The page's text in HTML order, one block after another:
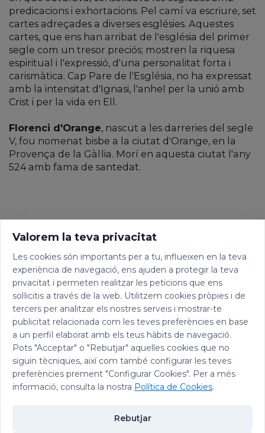
predicacions i exhortacions. Pel camí va escriure, set
cartes adreçades a diverses esglésies. Aquestes
cartes, que ens han arribat de l'església del primer
segle com un tresor preciós; mostren la riquesa
espiritual i l'expressió, d'una personalitat forta i
carismàtica. Cap Pare de l'Església, no ha expressat
amb la intensitat d'Ignasi, l'anhel per la unió amb
Crist i per la vida en Ell.
Florenci d'Orange, nascut a les darreries del segle
V, fou nomenat bisbe a la ciutat d'Orange, en la
Provença de la Gàl·lia. Morí en aquesta ciutat l'any
524 amb fama de santedat.
Valorem la teva privacitat
Les cookies són importants per a tu, influeixen en la teva
experiència de navegació, ens ajuden a protegir la teva
privacitat i permeten realitzar les peticions que ens
sol·licitis a través de la web. Utilitzem cookies pròpies i de
tercers per analitzar els nostres serveis i mostrar-te
publicitat relacionada com les teves preferències en base
a un perfil elaborat amb els teus hàbits de navegació.
Pots "Acceptar" o "Rebutjar" aquelles cookies que no
siguin tècniques, així com també configurar les teves
preferències prement "Configurar Cookies". Per a més
informació, consulta la nostra Política de Cookies.
Rebutjar